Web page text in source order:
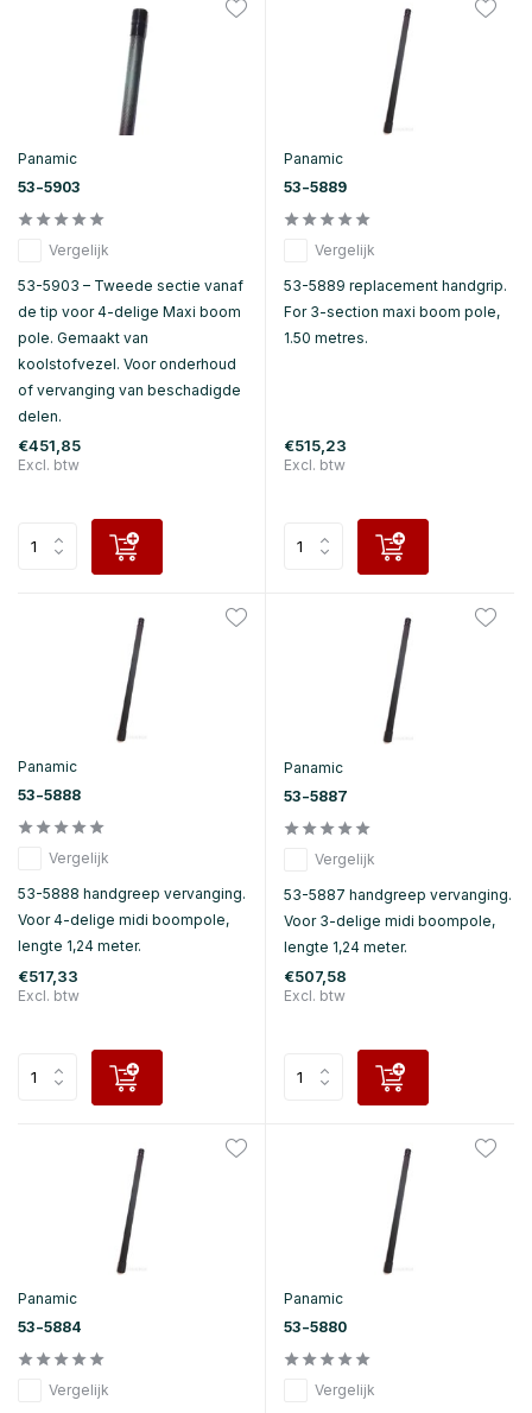
Panamic
53-5903
Vergelijk
53-5903 – Tweede sectie vanaf
de tip voor 4-delige Maxi boom
pole. Gemaakt van
koolstofvezel. Voor onderhoud
of vervanging van beschadigde
delen.
€451,85
Excl. btw
Panamic
53-5889
Vergelijk
53-5889 replacement handgrip.
For 3-section maxi boom pole,
1.50 metres.
€515,23
Excl. btw
Panamic
53-5888
Vergelijk
53-5888 handgreep vervanging.
Voor 4-delige midi boompole,
lengte 1,24 meter.
€517,33
Excl. btw
Panamic
53-5887
Vergelijk
53-5887 handgreep vervanging.
Voor 3-delige midi boompole,
lengte 1,24 meter.
€507,58
Excl. btw
Panamic
53-5884
Vergelijk
Panamic
53-5880
Vergelijk